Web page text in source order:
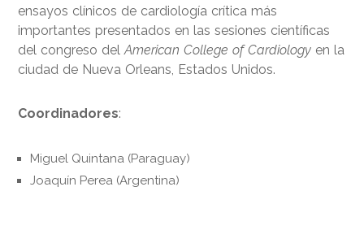
ensayos clínicos de cardiología crítica más
importantes presentados en las sesiones científicas
del congreso delAmerican College of Cardiology en la
ciudad de Nueva Orleans, Estados Unidos.
Coordinadores:
Miguel Quintana (Paraguay)
Joaquín Perea (Argentina)